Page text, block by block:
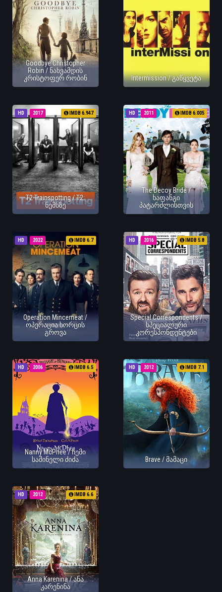
Goodbye Christopher
Robin / ნახვამდის
კრისტოფერ რობინ
Intermission / გაწყვეტა
HD 2017 IMDB 6.947
T2 Trainspotting / T2:
ნემსზე
HD 2011 IMDB 6.005
The Decoy Bride /
ხაფანგი
პატარძლისთვის
HD 2022 IMDB 6.7
Operation Mincemeat /
ოპერაცია ხორცის
გროვა
HD 2016 IMDB 5.8
Special Correspondents /
სპეციალური
კორესპონდენტები
HD 2006 IMDB 6.5
Nanny McPhee / ჩემი
საშინელი ძიძა
HD 2012 IMDB 7.1
Brave / მამაცი
HD 2012 IMDB 6.6
Anna Karenina / ანა
კარენინა